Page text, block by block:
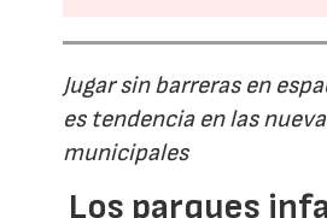
Jugar sin barreras en
es tendencia en las
municipales
Los parques